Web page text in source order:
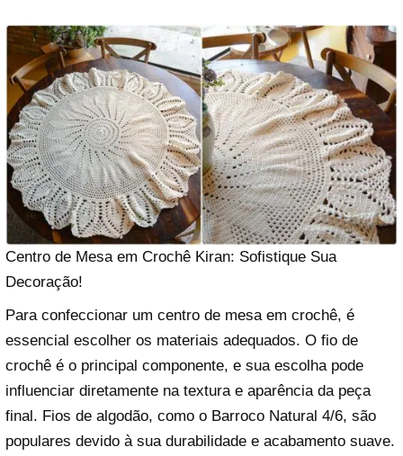
Centro de Mesa em Crochê Kiran: Sofistique Sua
Decoração!
Para confeccionar um centro de mesa em crochê, é
essencial escolher os materiais adequados. O fio de
crochê é o principal componente, e sua escolha pode
influenciar diretamente na textura e aparência da peça
final. Fios de algodão, como o Barroco Natural 4/6, são
populares devido à sua durabilidade e acabamento suave.